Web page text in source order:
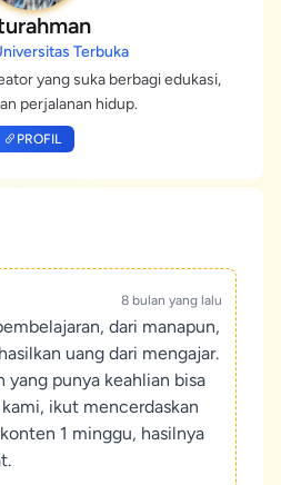
Terbuka
yang suka berbagi edukasi,
perjalanan hidup.
PROFIL
8 bulan yang lalu
dari manapun,
uang dari mengajar.
yang punya keahlian bisa
ikut mencerdaskan
1 minggu, hasilnya